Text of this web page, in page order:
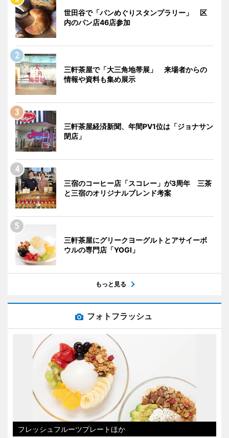
世田谷で「パンめぐりスタンプラリー」 区
内のパン店46店参加
三軒茶屋で「大三角地帯展」 来場者からの
情報や資料も集め展示
三軒茶屋経済新聞、年間PV1位は「ジョナサン
閉店」
三宿のコーヒー店「スコレー」が3周年 三茶
と三宿のオリジナルブレンド考案
三軒茶屋にグリークヨーグルトとアサイーボ
ウルの専門店「YOGI」
もっと見る
フォトフラッシュ
フレッシュフルーツプレートほか